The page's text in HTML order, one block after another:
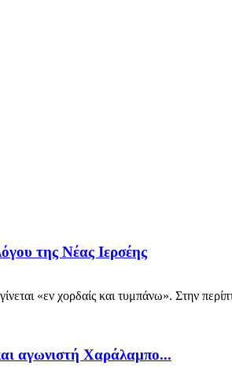
της Νέας Ιερσέης
«εν χορδαίς και τυμπάνω». Στην
αγωνιστή Χαράλαμπο...